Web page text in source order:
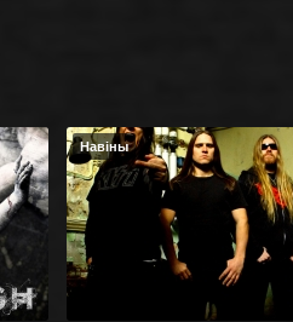
Навіны